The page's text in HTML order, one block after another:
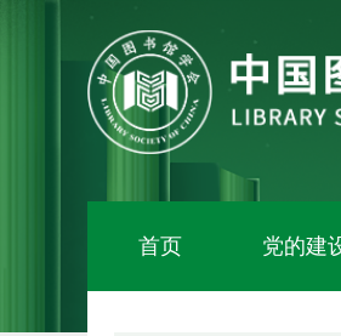
首页 党的建